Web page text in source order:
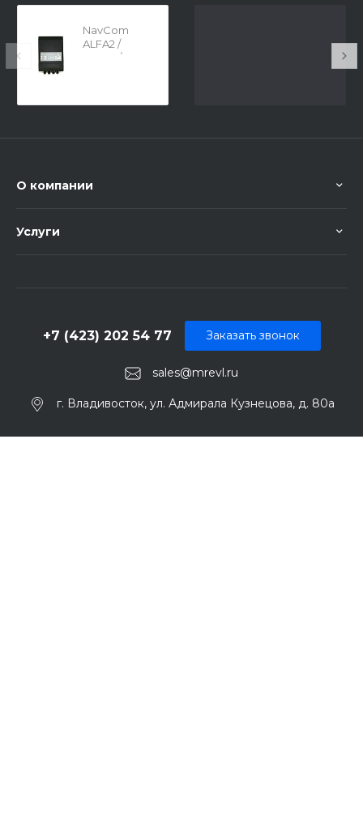
NavCom
ALFA2 /
ALFA3 /
О компании
Услуги
sales@mrevl.ru
+7 (423) 202 54 77
г. Владивосток, ул. Адмирала Кузнецова, д. 80а
Заказать звонок